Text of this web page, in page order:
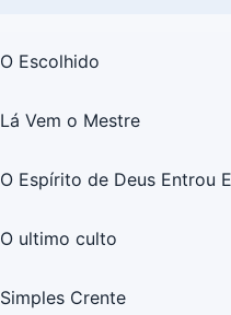
O Escolhido
Lá Vem o Mestre
O Espírito de Deus Entrou
O ultimo culto
Simples Crente